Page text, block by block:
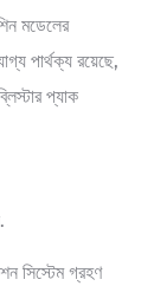
মডেলের
পার্থক্য রয়েছে,
প্যাক
সিস্টেম গ্রহণ